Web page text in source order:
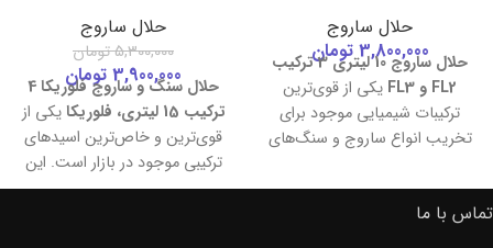
حلال ساروج
3,800,000 تومانحلال ساروج 10 لیتری 3 ترکیب
FL2 و FL3
یکی از قوی‌ترین
ترکیبات شیمیایی موجود برای
تخریب انواع ساروج و سنگ‌های
از اسیدFL2و کاتالیزورFL3در دو
گالن مجزا ارائه می‌شود که هنگام
حلال ساروج
5,300,000تومان
3,900,000 تومان
حلال سنگ و ساروج فلوریکا 4
ترکیب 15 لیتری، فلوریکا
یکی از
قوی‌ترین و خاص‌ترین اسیدهای
ترکیبی موجود در بازار است. این
محلول با قدرت خورندگی بسیار
تماس با ما